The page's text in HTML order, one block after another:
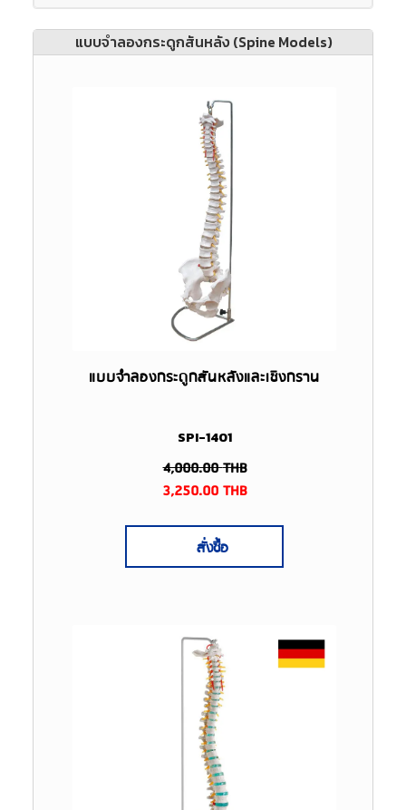
แบบจำลองกระดูกสันหลัง (Spine Models)
แบบจำลองกระดูกสันหลังและเชิงกราน
SPI-1401
4,000.00THB
3,250.00THB
สั่งซื้อ